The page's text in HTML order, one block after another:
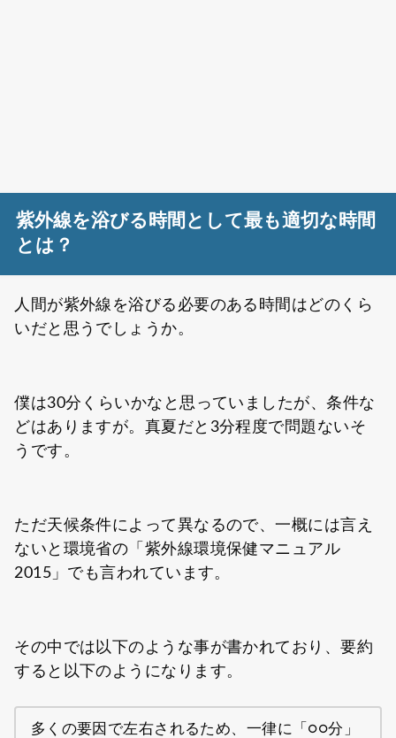
紫外線を浴びる時間として最も適切な時間
とは？
人間が紫外線を浴びる必要のある時間はどのくら
いだと思うでしょうか。
僕は30分くらいかなと思っていましたが、条件な
どはありますが。真夏だと3分程度で問題ないそ
うです。
ただ天候条件によって異なるので、一概には言え
ないと環境省の「紫外線環境保健マニュアル
2015」でも言われています。
その中では以下のような事が書かれており、要約
すると以下のようになります。
多くの要因で左右されるため、一律に「○○分」